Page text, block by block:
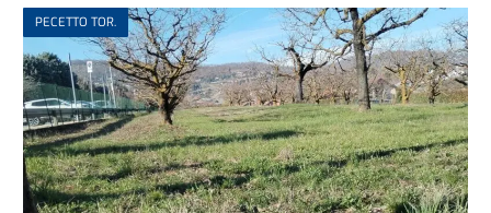
PECETTO TOR.